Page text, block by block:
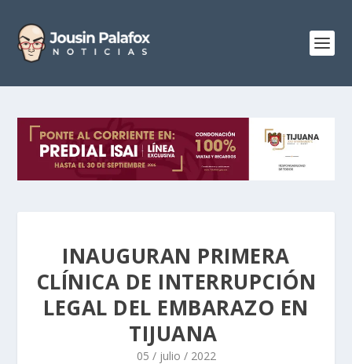
INAUGURAN PRIMERA
CLÍNICA DE INTERRUPCIÓN
LEGAL DEL EMBARAZO EN
TIJUANA
05 / julio / 2022